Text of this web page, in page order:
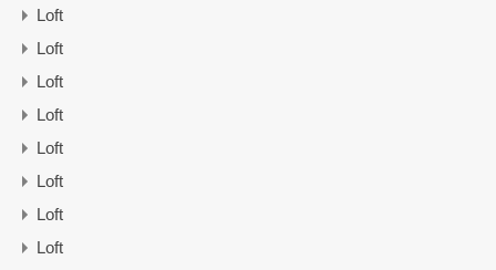
Loft
Loft
Loft
Loft
Loft
Loft
Loft
Loft